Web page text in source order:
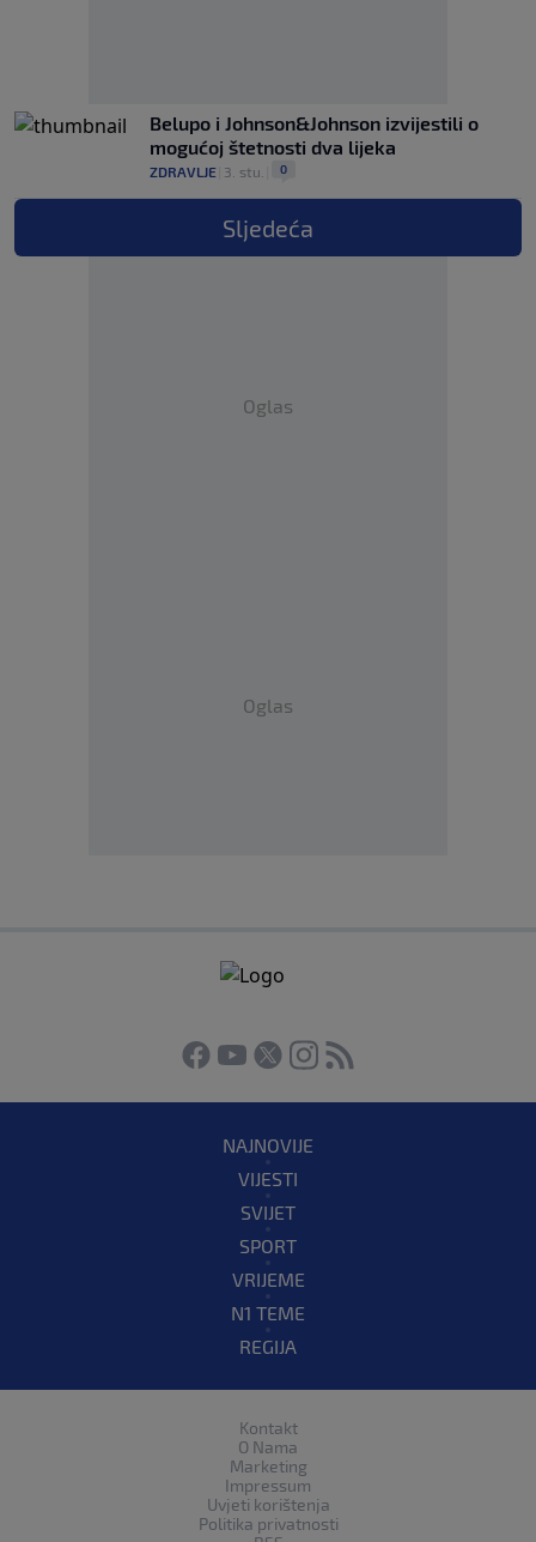
Belupo i Johnson&Johnson izvijestili o
mogućoj štetnosti dva lijeka
ZDRAVLJE 3. stu. 0
Sljedeća
Oglas
Oglas
NAJNOVIJE
VIJESTI
SVIJET
SPORT
VRIJEME
N1 TEME
REGIJA
Kontakt
O Nama
Marketing
Impressum
Uvjeti korištenja
Politika privatnosti